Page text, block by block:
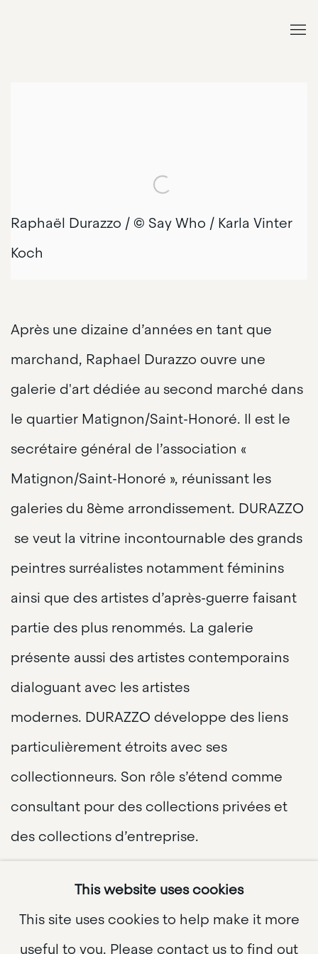
Raphaël Durazzo / © Say Who / Karla Vinter
Koch
Après une dizaine d’années en tant que
marchand, Raphael Durazzo ouvre une
galerie d'art dédiée au second marché dans
le quartier Matignon/Saint-Honoré. Il est le
secrétaire général de l’association «
Matignon/Saint-Honoré », réunissant les
galeries du 8ème arrondissement. DURAZZO
se veut la vitrine incontournable des grands
peintres surréalistes notamment féminins
ainsi que des artistes d’après-guerre faisant
partie des plus renommés. La galerie
présente aussi des artistes contemporains
dialoguant avec les artistes
modernes. DURAZZO développe des liens
particulièrement étroits avec ses
collectionneurs. Son rôle s’étend comme
consultant pour des collections privées et
des collections d’entreprise.
This website uses cookies
This site uses cookies to help make it more
useful to you. Please contact us to find out